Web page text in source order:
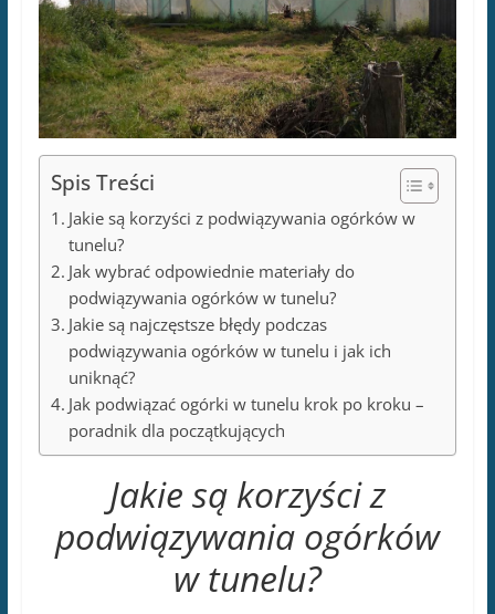
Spis Treści
Jakie są korzyści z podwiązywania ogórków w
tunelu?
Jak wybrać odpowiednie materiały do
podwiązywania ogórków w tunelu?
Jakie są najczęstsze błędy podczas
podwiązywania ogórków w tunelu i jak ich
uniknąć?
Jak podwiązać ogórki w tunelu krok po kroku –
poradnik dla początkujących
Jakie są korzyści z
podwiązywania ogórków
w tunelu?